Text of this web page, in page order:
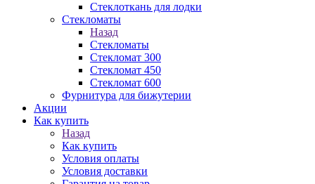
Стеклоткань для лодки
Стекломаты
Назад
Стекломаты
Стекломат 300
Стекломат 450
Стекломат 600
Фурнитура для бижутерии
Акции
Как купить
Назад
Как купить
Условия оплаты
Условия доставки